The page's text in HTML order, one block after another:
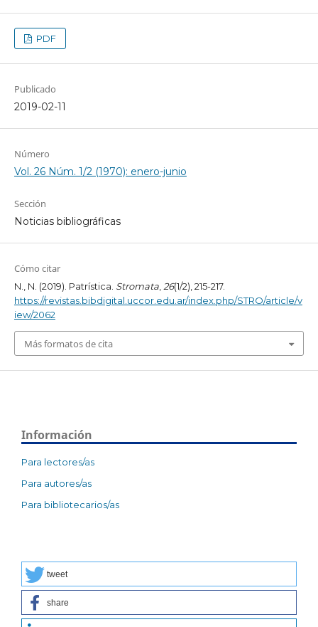
PDF
Publicado
2019-02-11
Número
Vol. 26 Núm. 1/2 (1970): enero-junio
Sección
Noticias bibliográficas
Cómo citar
N., N. (2019). Patrística. Stromata,26(1/2), 215-217.
https://revistas.bibdigital.uccor.edu.ar/index.php/STRO/article/v
iew/2062
Más formatos de cita
Información
Para lectores/as
Para autores/as
Para bibliotecarios/as
tweet
share